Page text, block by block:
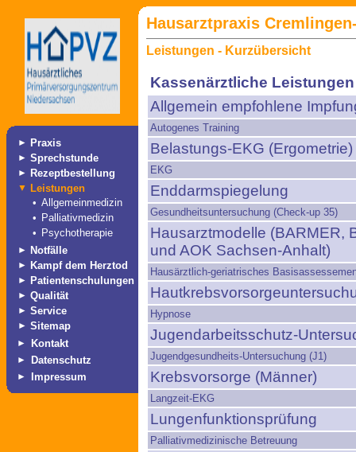
► Praxis
► Sprechstunde
► Rezeptbestellung
▼ Leistungen
• Allgemeinmedizin
• Palliativmedizin
• Psychotherapie
► Notfälle
► Kampf dem Herztod
► Patientenschulungen
► Qualität
► Service
► Sitemap
► Kontakt
► Datenschutz
► Impressum
Hausarztpraxis
Leistungen - Kurzübersicht
Kassenärztliche Leistungen
Allgemein empfohlene
Autogenes Training
Belastungs-EKG (Ergometrie)
EKG
Enddarmspiegelung
Gesundheitsuntersuchung (Check-up 35)
Hausarztmodelle (BARMER,
und AOK Sachsen-Anhalt)
Hausärztlich-geriatrisches
Hypnose
Jugendarbeitsschutz-
Jugendgesundheits-Untersuchung (J1)
Krebsvorsorge (Männer)
Langzeit-EKG
Lungenfunktionsprüfung
Palliativmedizinische Betreuung